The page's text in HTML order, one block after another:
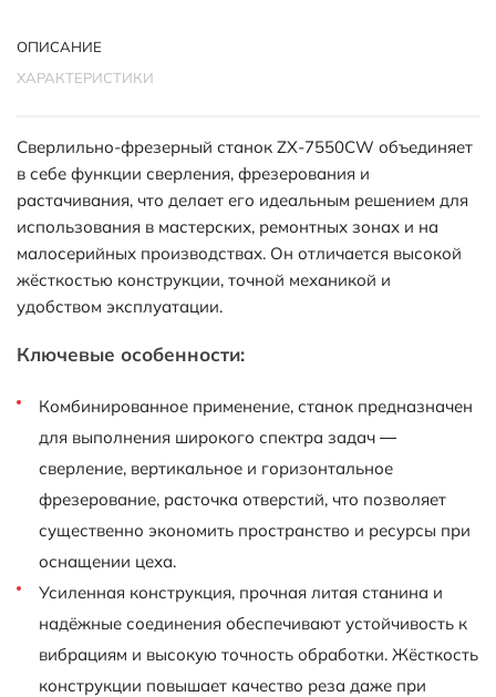
ОПИСАНИЕ
ХАРАКТЕРИСТИКИ
Сверлильно-фрезерный станок ZX-7550CW объединяет
в себе функции сверления, фрезерования и
растачивания, что делает его идеальным решением для
использования в мастерских, ремонтных зонах и на
малосерийных производствах. Он отличается высокой
жёсткостью конструкции, точной механикой и
удобством эксплуатации.
Ключевые особенности:
Комбинированное применение, станок предназначен
для выполнения широкого спектра задач —
сверление, вертикальное и горизонтальное
фрезерование, расточка отверстий, что позволяет
существенно экономить пространство и ресурсы при
оснащении цеха.
Усиленная конструкция, прочная литая станина и
надёжные соединения обеспечивают устойчивость к
вибрациям и высокую точность обработки. Жёсткость
конструкции повышает качество реза даже при